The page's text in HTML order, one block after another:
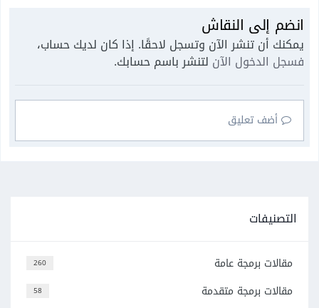
انضم إلى النقاش
يمكنك أن تنشر الآن وتسجل لاحقًا. إذا كان لديك حساب،
فسجل الدخول الآن لتنشر باسم حسابك.
أضف تعليق
التصنيفات
260 مقالات برمجة عامة
58 مقالات برمجة متقدمة